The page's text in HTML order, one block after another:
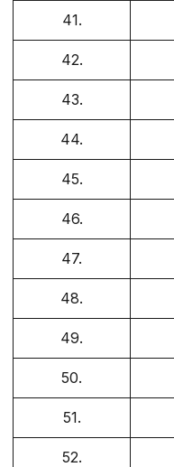
41.
42.
43.
44.
45.
46.
47.
48.
49.
50.
51.
52.